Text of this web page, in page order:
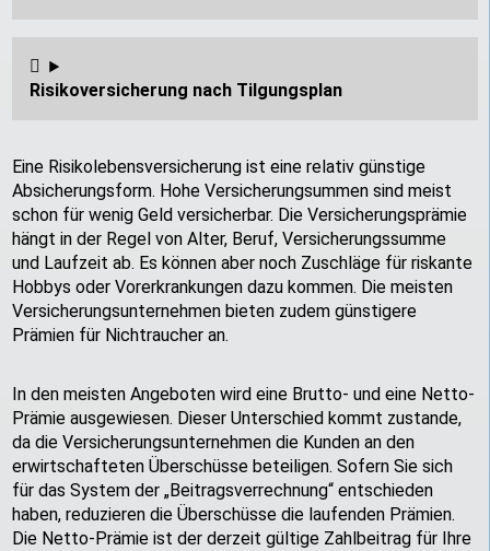
Risikoversicherung nach Tilgungsplan
Eine Risikolebensversicherung ist eine relativ günstige
Absicherungsform. Hohe Versicherungsummen sind meist
schon für wenig Geld versicherbar. Die Versicherungsprämie
hängt in der Regel von Alter, Beruf, Versicherungssumme
und Laufzeit ab. Es können aber noch Zuschläge für riskante
Hobbys oder Vorerkrankungen dazu kommen. Die meisten
Versicherungsunternehmen bieten zudem günstigere
Prämien für Nichtraucher an.
In den meisten Angeboten wird eine Brutto- und eine Netto-
Prämie ausgewiesen. Dieser Unterschied kommt zustande,
da die Versicherungsunternehmen die Kunden an den
erwirtschafteten Überschüsse beteiligen. Sofern Sie sich
für das System der „Beitragsverrechnung“ entschieden
haben, reduzieren die Überschüsse die laufenden Prämien.
Die Netto-Prämie ist der derzeit gültige Zahlbeitrag für Ihre